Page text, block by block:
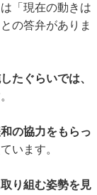
「現在の動きは
の答弁がありま
たぐらいでは、
の協力をもらっ
います。
り組む姿勢を見